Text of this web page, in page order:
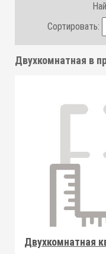
Сортировать:
Двухкомнатная в
Двухкомнатная